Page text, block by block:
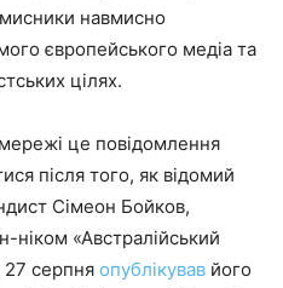
навмисно
європейського медіа та
цілях.
це повідомлення
після того, як відомий
Сімеон Бойков,
ніком «Австралійський
27 серпня опублікував його